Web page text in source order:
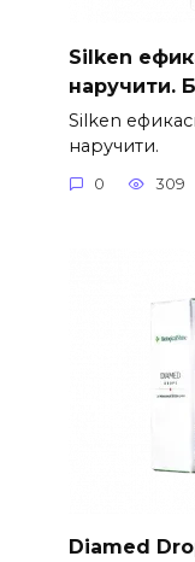
Silken
наручити.
Silken
наручити.
0 309
Diamed